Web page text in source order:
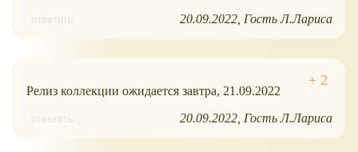
ответить 20.09.2022 Гость Л.Лариса
Релиз коллекции ожидается завтра, 21.09.2022
ответить 20.09.2022 Гость Л.Лариса